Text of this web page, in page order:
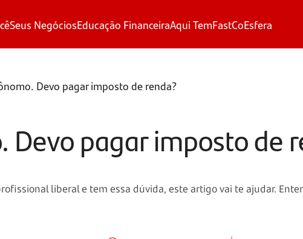
Seus NegóciosEducação FinanceiraAqui TemFastCoEsfera
Devo pagar imposto de renda?
Devo pagar imposto de
liberal e tem essa dúvida, este artigo vai te ajudar.